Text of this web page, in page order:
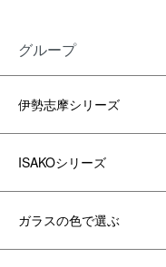
グループ
伊勢志摩シリーズ
ISAKOシリーズ
ガラスの色で選ぶ